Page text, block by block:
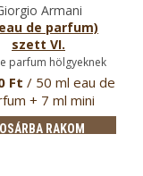
Armani
de parfum)
szett VI.
parfum hölgyeknek
Ft / 50 ml eau de
+ 7 ml mini
parfum…
RAKOM